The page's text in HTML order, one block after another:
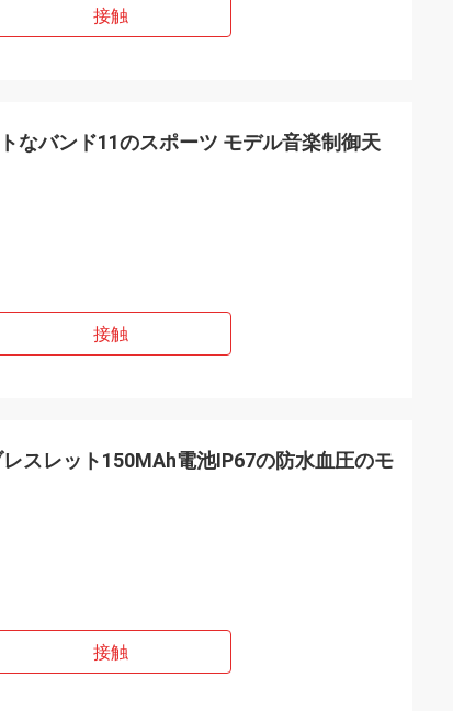
接触
なバンド11のスポーツ モデル音楽制御天
接触
スレット150MAh電池IP67の防水血圧のモ
接触